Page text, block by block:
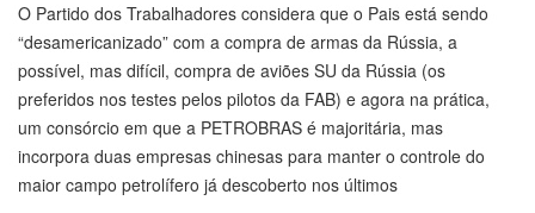
O Partido dos Trabalhadores considera que o Pais está sendo
“desamericanizado” com a compra de armas da Rússia, a
possível, mas difícil, compra de aviões SU da Rússia (os
preferidos nos testes pelos pilotos da FAB) e agora na prática,
um consórcio em que a PETROBRAS é majoritária, mas
incorpora duas empresas chinesas para manter o controle do
maior campo petrolífero já descoberto nos últimos